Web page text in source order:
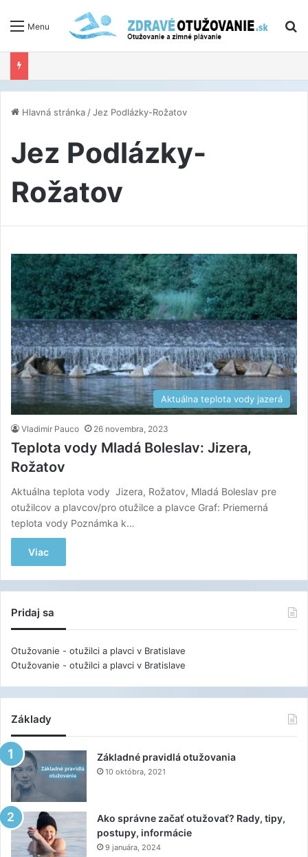
Menu
Hlavná stránka /Jez Podlázky-Rožatov
Jez Podlázky-
Rožatov
Aktuálna teplota vody jazerá
Vladimir Pauco 26 novembra, 2023
Teplota vody Mladá Boleslav: Jizera,
Rožatov
Aktuálna teplota vody Jizera, Rožatov, Mladá Boleslav pre
otužilcov a plavcov/pro otužilce a plavce Graf: Priemerná
teplota vody Poznámka k…
Viac
Pridaj sa
Otužovanie - otužilci a plavci v Bratislave
Otužovanie - otužilci a plavci v Bratislave
Základy
Základné pravidlá otužovania
10 októbra, 2021
Ako správne začať otužovať? Rady, tipy,
postupy, informácie
9 januára, 2024